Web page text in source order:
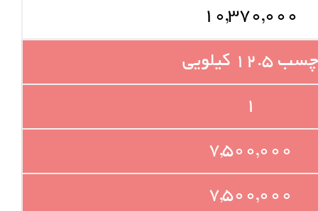
10,370,000
12.5 کیلویی
1
7,500,000
7,500,000